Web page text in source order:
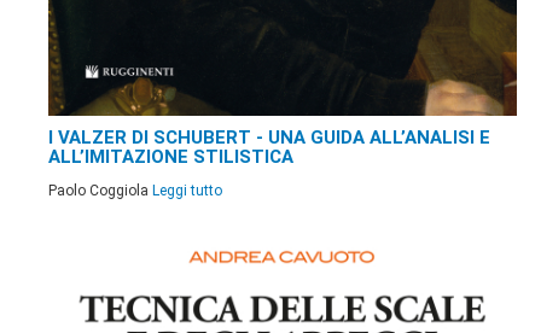
I VALZER DI SCHUBERT - UNA GUIDA ALL’ANALISI E
ALL’IMITAZIONE STILISTICA
Paolo Coggiola Leggi tutto